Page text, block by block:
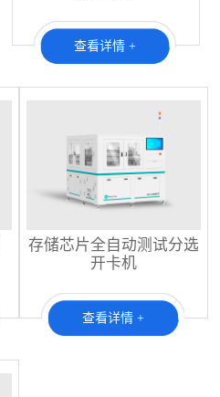
查看详情 +
存储芯片全自动测试分选
开卡机
查看详情 +